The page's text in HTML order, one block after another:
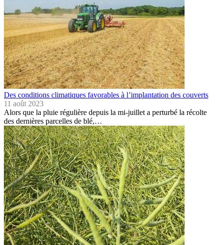
Des conditions climatiques favorables à l’implantation des couverts
11 août 2023
Alors que la pluie régulière depuis la mi-juillet a perturbé la récolte
des dernières parcelles de blé,…